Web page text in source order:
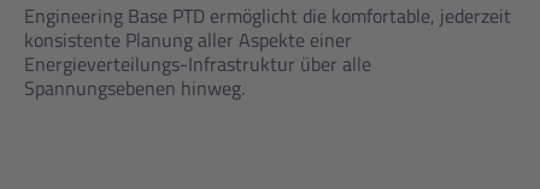
Engineering Base PTD ermöglicht die komfortable, jederzeit
konsistente Planung aller Aspekte einer
Energieverteilungs-Infrastruktur über alle
Spannungsebenen hinweg.